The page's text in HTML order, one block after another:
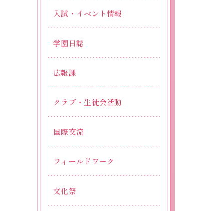
入試・イベント情報
学園日誌
広報課
クラブ・生徒会活動
国際交流
フィールドワーク
文化祭